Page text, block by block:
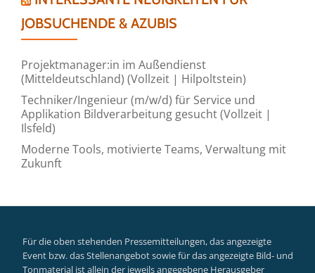
JOBSUCHENDE & AZUBIS
Projektmanager:in im Außendienst
(Mitteldeutschland) (Vollzeit | Hilpoltstein)
Techniker/Ingenieur (m/w/d) für Service und
Applikation Bildverarbeitung gesucht (Vollzeit |
Ilsfeld)
Moderne Tools, motivierte Teams, Verwaltung mit
Zukunft
Für die oben stehenden Pressemitteilungen, das angezeigte
Event bzw. das Stellenangebot sowie für das angezeigte Bild- und
Tonmaterial ist allein der jeweils angegebene Herausgeber